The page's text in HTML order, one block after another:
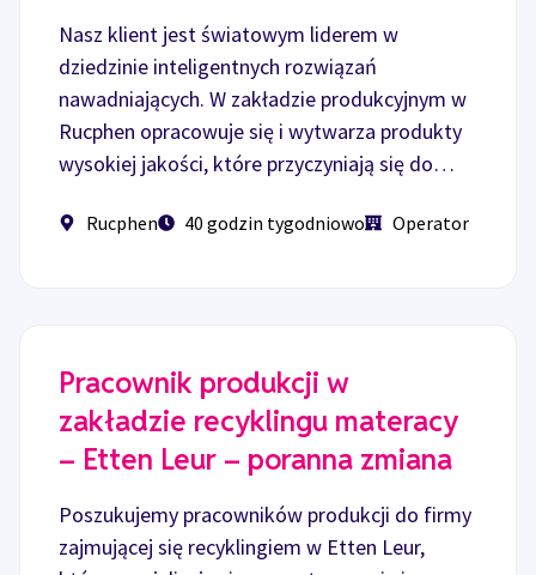
Nasz klient jest światowym liderem w
dziedzinie inteligentnych rozwiązań
nawadniających. W zakładzie produkcyjnym w
Rucphen opracowuje się i wytwarza produkty
wysokiej jakości, które przyczyniają się do…
Rucphen 40 godzin tygodniowo Operator
Pracownik produkcji w
zakładzie recyklingu materacy
– Etten Leur – poranna zmiana
Poszukujemy pracowników produkcji do firmy
zajmującej się recyklingiem w Etten Leur,